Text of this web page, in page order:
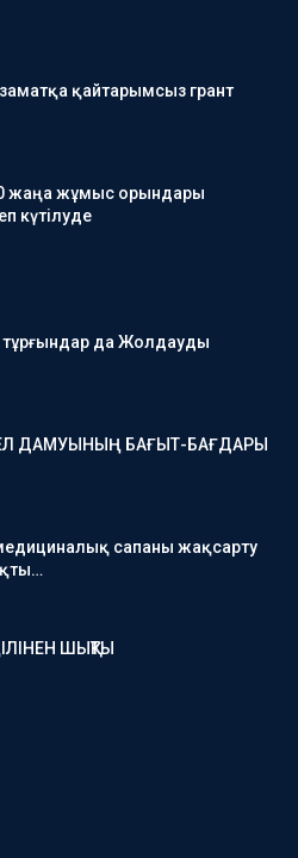
қайтарымсыз грант
жаңа жұмыс орындары
күтілуде
да Жолдауды
ДАМУЫНЫҢ БАҒЫТ-БАҒДАРЫ
сапаны жақсарту
ШЫҚТЫ